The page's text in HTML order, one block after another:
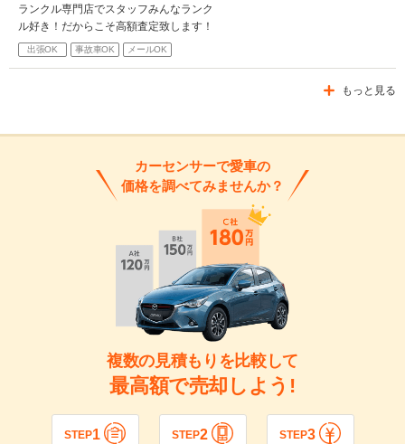
ランクル専門店でスタッフみんなランク
ル好き！だからこそ高額査定致します！
出張OK 事故車OK メールOK
もっと見る
カーセンサーで愛車の
価格を調べてみませんか？
複数の見積もりを比較して
最高額で売却しよう!
STEP1 STEP2 STEP3